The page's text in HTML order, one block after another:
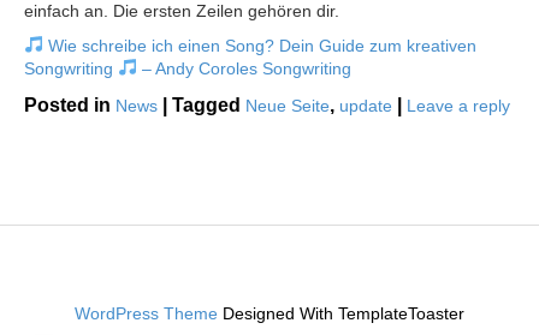
einfach an. Die ersten Zeilen gehören dir.
Wie schreibe ich einen Song? Dein Guide zum kreativen
Songwriting
– Andy Coroles Songwriting
Posted in News Tagged Neue Seite, update Leave a reply
WordPress Theme Designed With TemplateToaster